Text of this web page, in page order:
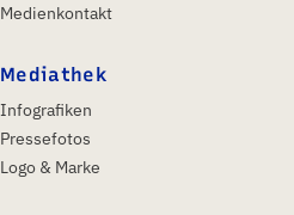
Medienkontakt
Mediathek
Infografiken
Pressefotos
Logo & Marke